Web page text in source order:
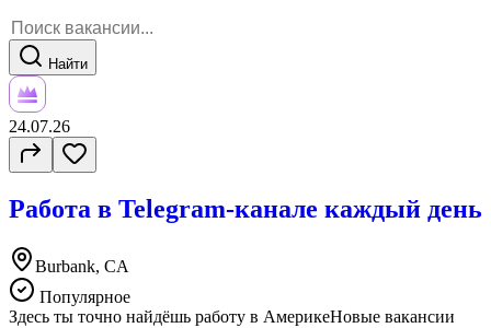
Найти
24.07.26
Работа в Telegram-канале каждый день
Burbank, CA
Популярное
Здесь ты точно найдёшь работу в АмерикеНовые вакансии